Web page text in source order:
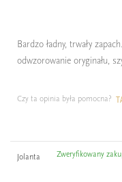
Bardzo ładny, trwały
odwzorowanie oryginału,
Czy ta opinia była pomocna?
Jolanta Zweryfikowany